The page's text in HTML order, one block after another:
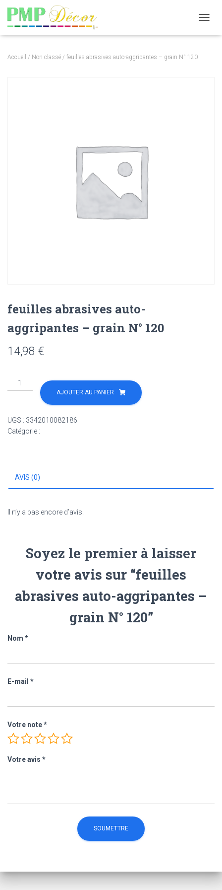
Accueil / Non classé / feuilles abrasives auto-aggripantes – grain N° 120
feuilles abrasives auto-
aggripantes – grain N° 120
14,98 €
quantité
de
auto-
aggripantes
120
AJOUTER AU PANIER
UGS : 3342010082186
Catégorie :
AVIS (0)
Il n’y a pas encore d’avis.
Soyez le premier à laisser
votre avis sur “feuilles
abrasives auto-aggripantes –
grain N° 120”
Nom *
E-mail *
Votre note*
Votre avis *